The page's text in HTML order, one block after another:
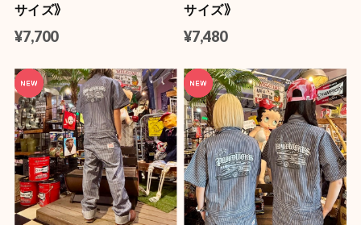
サイズ》
¥7,700
サイズ》
¥7,480